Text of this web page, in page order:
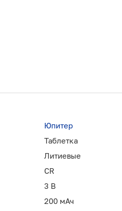
Юпитер
Таблетка
Литиевые
CR
3 В
200 мАч